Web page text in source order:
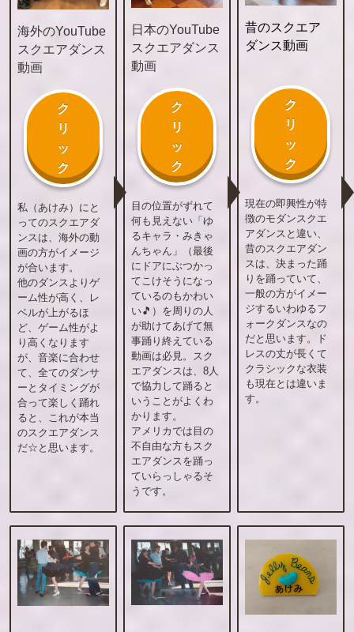
海外のYouTube
スクエアダンス
動画
ク
リ
ッ
ク
私（あけみ）にと
ってのスクエアダ
ンスは、海外の動
画の方がイメージ
が合います。
他のダンスよりゲ
ーム性が高く、レ
ベルが上がるほ
ど、ゲーム性がよ
り高くなります
が、音楽に合わせ
て、全てのダンサ
ーとタイミングが
合って楽しく踊れ
ると、これが本当
のスクエアダンス
だ☆と思います。
日 本のYouTube
スクエアダンス
動画
ク
リ
ッ
ク
目の位置がずれて
何も見えない「ゆ
るキャラ・みきゃ
んちゃん」（最後
にドアにぶつかっ
てこけそうになっ
ているのもかわい
い🎵）を周りの人
が助けてあげて無
事踊り終えている
動画は必見。スク
エアダンスは、8人
で協力して踊ると
いうことがよくわ
かります。
アメリカでは目の
不自由な方もスク
エアダンスを踊っ
ていらっしゃるそ
うです。
昔のスクエア
ダンス動画
ク
リ
ッ
ク
現在の即興性が特
徴のモダンスクエ
アダンスと違い、
昔のスクエアダン
スは、決まった踊
りを踊っていて、
一般の方がイメー
ジするいわゆるフ
ォークダンスなの
だと思います。ド
レスの丈が長くて
クラシックな衣装
も現在とは違いま
す。